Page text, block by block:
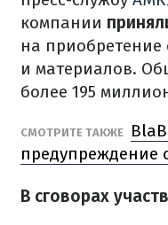
компании
на приобретение
и материалов.
более 195
СМОТРИТЕ ТАКЖЕ
предупреждение
В сговорах